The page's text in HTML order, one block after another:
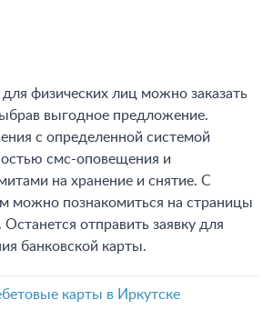
физических лиц можно заказать
выгодное предложение.
с определенной системой
смс-оповещения и
на хранение и снятие. С
можно познакомиться на страницы
отправить заявку для
банковской карты.
карты в Иркутске